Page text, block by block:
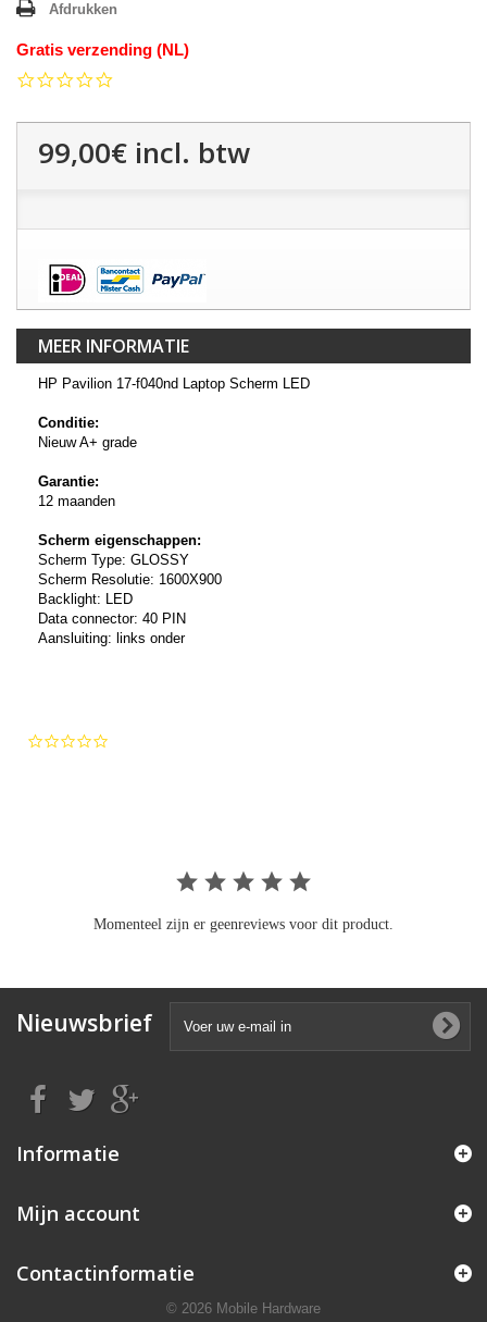
Afdrukken
Gratis verzending (NL)
99,00€ incl. btw
MEER INFORMATIE
HP Pavilion 17-f040nd Laptop Scherm LED
Conditie:
Nieuw A+ grade
Garantie:
12 maanden
Scherm eigenschappen:
Scherm Type: GLOSSY
Scherm Resolutie: 1600X900
Backlight: LED
Data connector: 40 PIN
Aansluiting: links onder
Momenteel zijn er geenreviews voor dit product.
Nieuwsbrief
Informatie
Mijn account
Contactinformatie
© 2026 Mobile Hardware